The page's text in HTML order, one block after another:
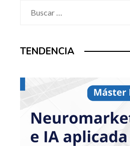
TENDENCIA